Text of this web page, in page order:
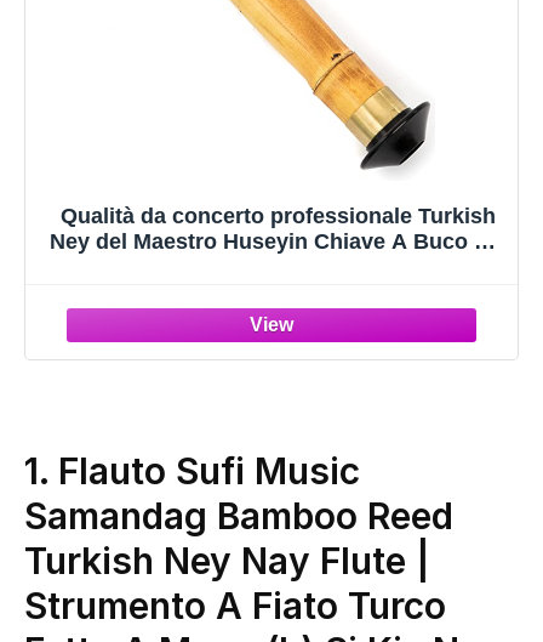
Qualità da concerto professionale Turkish
Ney del Maestro Huseyin Chiave A Buco sul
1. Flauto Sufi Music
Samandag Bamboo Reed
Turkish Ney Nay Flute |
Strumento A Fiato Turco